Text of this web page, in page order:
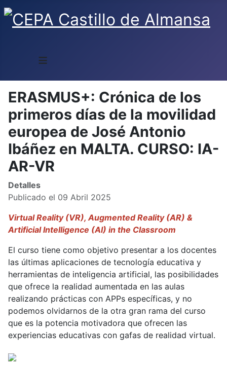
≡
ERASMUS+: Crónica de los
primeros días de la movilidad
europea de José Antonio
Ibáñez en MALTA. CURSO: IA-
AR-VR
Detalles
Publicado el 09 Abril 2025
Virtual Reality (VR), Augmented Reality (AR) &
Artificial Intelligence (AI) in the Classroom
El curso tiene como objetivo presentar a los docentes
las últimas aplicaciones de tecnología educativa y
herramientas de inteligencia artificial, las posibilidades
que ofrece la realidad aumentada en las aulas
realizando prácticas con APPs específicas, y no
podemos olvidarnos de la otra gran rama del curso
que es la potencia motivadora que ofrecen las
experiencias educativas con gafas de realidad virtual.